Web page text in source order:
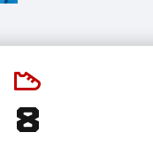
8